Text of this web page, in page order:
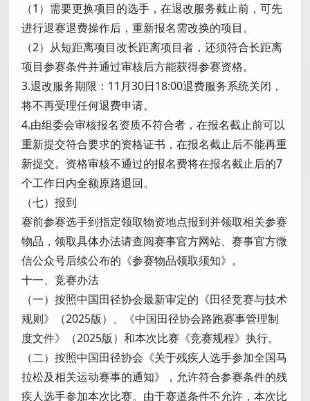
（1）需要更换项目的选手，在退改服务截止前，可先
进行退赛退费操作后，重新报名需改换的项目。
（2）从短距离项目改长距离项目者，还须符合长距离
项目参赛条件并通过审核后方能获得参赛资格。
3.退改服务期限：11月30日18:00退费服务系统关闭，
将不再受理任何退费申请。
4.由组委会审核报名资质不符合者，在报名截止前可以
重新提交符合要求的资格证书，在报名截止后不能再重
新提交。资格审核不通过的报名费将在报名截止后的7
个工作日内全额原路退回。
（七）报到
赛前参赛选手到指定领取物资地点报到并领取相关参赛
物品，领取具体办法请查阅赛事官方网站、赛事官方微
信公众号后续公布的《参赛物品领取须知》。
十一、竞赛办法
（一）按照中国田径协会最新审定的《田径竞赛与技术
规则》（2025版）、《中国田径协会路跑赛事管理制
度文件》（2025版）和本次比赛《竞赛规程》执行。
（二）按照中国田径协会《关于残疾人选手参加全国马
拉松及相关运动赛事的通知》，允许符合参赛条件的残
疾人选手参加本次比赛。由于赛道条件不允许，本次比